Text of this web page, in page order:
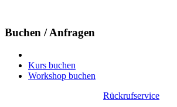
Buchen / Anfragen
Kurs buchen
Workshop buchen
Rückrufservice